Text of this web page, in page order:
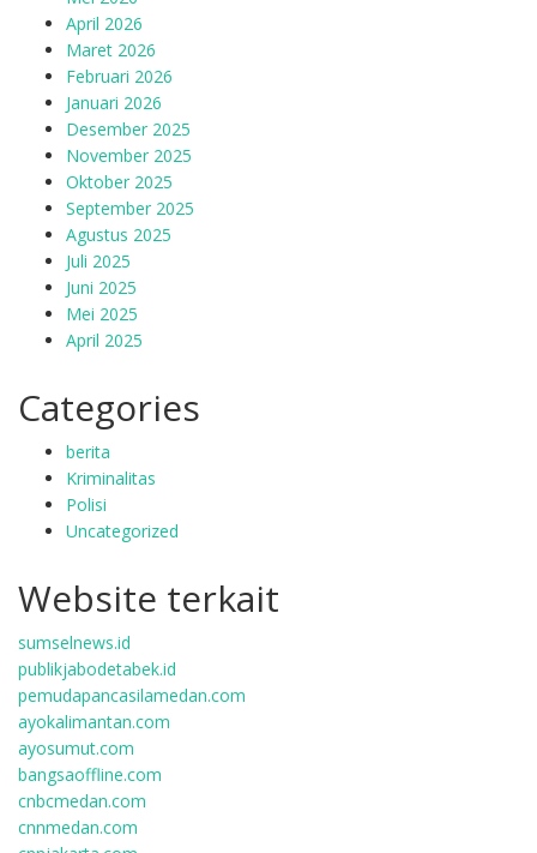
April 2026
Maret 2026
Februari 2026
Januari 2026
Desember 2025
November 2025
Oktober 2025
September 2025
Agustus 2025
Juli 2025
Juni 2025
Mei 2025
April 2025
Categories
berita
Kriminalitas
Polisi
Uncategorized
Website terkait
sumselnews.id
publikjabodetabek.id
pemudapancasilamedan.com
ayokalimantan.com
ayosumut.com
bangsaoffline.com
cnbcmedan.com
cnnmedan.com